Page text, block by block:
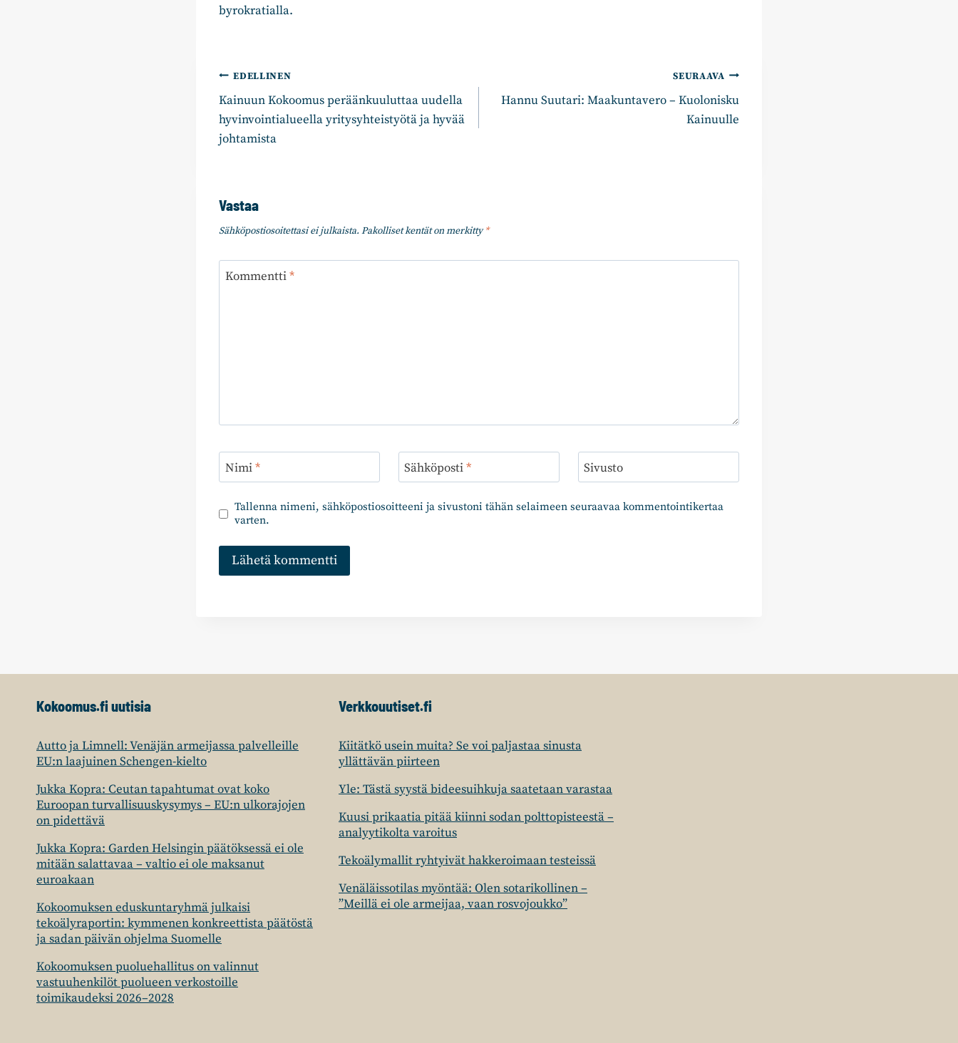
byrokratialla.
Artikkelien
selaus
EDELLINEN
Kainuun Kokoomus peräänkuuluttaa uudella
hyvinvointialueella yritysyhteistyötä ja hyvää
johtamista
SEURAAVA
Hannu Suutari: Maakuntavero – Kuolonisku
Kainuulle
Vastaa
Sähköpostiosoitettasi ei julkaista. Pakolliset kentät on merkitty*
Kommentti*
Nimi* Sähköposti* Sivusto
Tallenna nimeni, sähköpostiosoitteeni ja sivustoni tähän selaimeen seuraavaa kommentointikertaa
varten.
Kokoomus.fi uutisia
Autto ja Limnell: Venäjän armeijassa palvelleille
EU:n laajuinen Schengen-kielto
Jukka Kopra: Ceutan tapahtumat ovat koko
Euroopan turvallisuuskysymys – EU:n ulkorajojen
on pidettävä
Jukka Kopra: Garden Helsingin päätöksessä ei ole
mitään salattavaa – valtio ei ole maksanut
euroakaan
Kokoomuksen eduskuntaryhmä julkaisi
tekoälyraportin: kymmenen konkreettista päätöstä
ja sadan päivän ohjelma Suomelle
Kokoomuksen puoluehallitus on valinnut
vastuuhenkilöt puolueen verkostoille
toimikaudeksi 2026–2028
Verkkouutiset.fi
Kiitätkö usein muita? Se voi paljastaa sinusta
yllättävän piirteen
Yle: Tästä syystä bideesuihkuja saatetaan varastaa
Kuusi prikaatia pitää kiinni sodan polttopisteestä –
analyytikolta varoitus
Tekoälymallit ryhtyivät hakkeroimaan testeissä
Venäläissotilas myöntää: Olen sotarikollinen –
”Meillä ei ole armeijaa, vaan rosvojoukko”